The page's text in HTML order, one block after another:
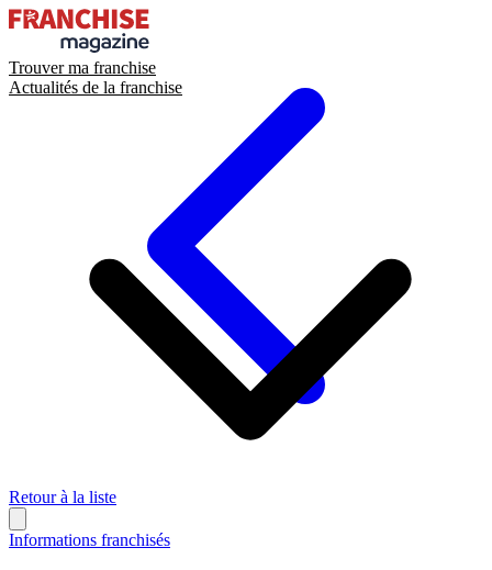
Trouver ma franchise
Actualités de la franchise
Retour à la liste
Informations franchisés